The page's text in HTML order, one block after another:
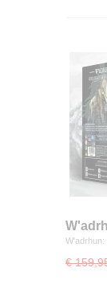
W'adrhun:
€